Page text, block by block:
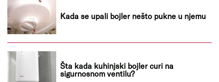
Kada se upali bojler nešto pukne u njemu
Šta kada kuhinjski bojler curi na
sigurnosnom ventilu?